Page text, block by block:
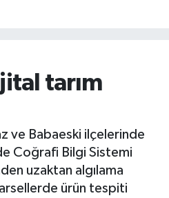
tarım
ve Babaeski ilçelerinde
Coğrafi Bilgi Sistemi
uzaktan algılama
ürün tespiti
ve Fikstür